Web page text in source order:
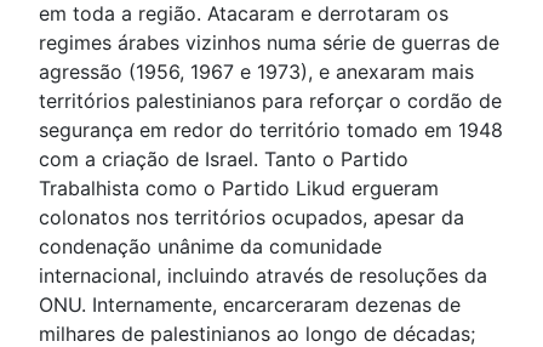
em toda a região. Atacaram e derrotaram os
regimes árabes vizinhos numa série de guerras de
agressão (1956, 1967 e 1973), e anexaram mais
territórios palestinianos para reforçar o cordão de
segurança em redor do território tomado em 1948
com a criação de Israel. Tanto o Partido
Trabalhista como o Partido Likud ergueram
colonatos nos territórios ocupados, apesar da
condenação unânime da comunidade
internacional, incluindo através de resoluções da
ONU. Internamente, encarceraram dezenas de
milhares de palestinianos ao longo de décadas;